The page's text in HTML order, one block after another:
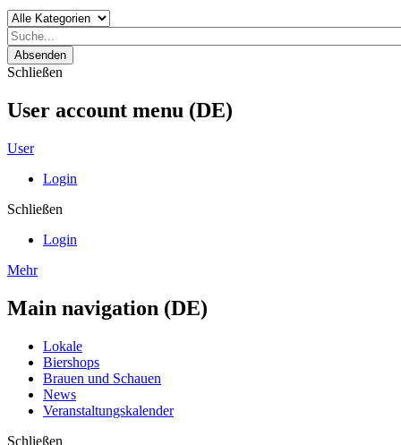
Absenden
Schließen
User account menu (DE)
User
Login
Schließen
Login
Mehr
Main navigation (DE)
Lokale
Biershops
Brauen und Schauen
News
Veranstaltungskalender
Schließen